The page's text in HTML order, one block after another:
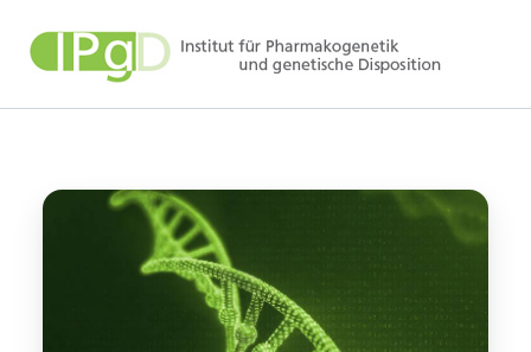
Inhalt
springen